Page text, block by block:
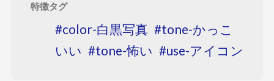
特徴タグ
color-白黒写真
tone-かっこ
いい
tone-怖い use-アイコン